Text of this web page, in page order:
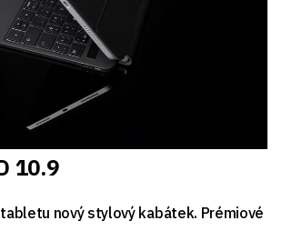
10.9
nový stylový kabátek. Prémiové